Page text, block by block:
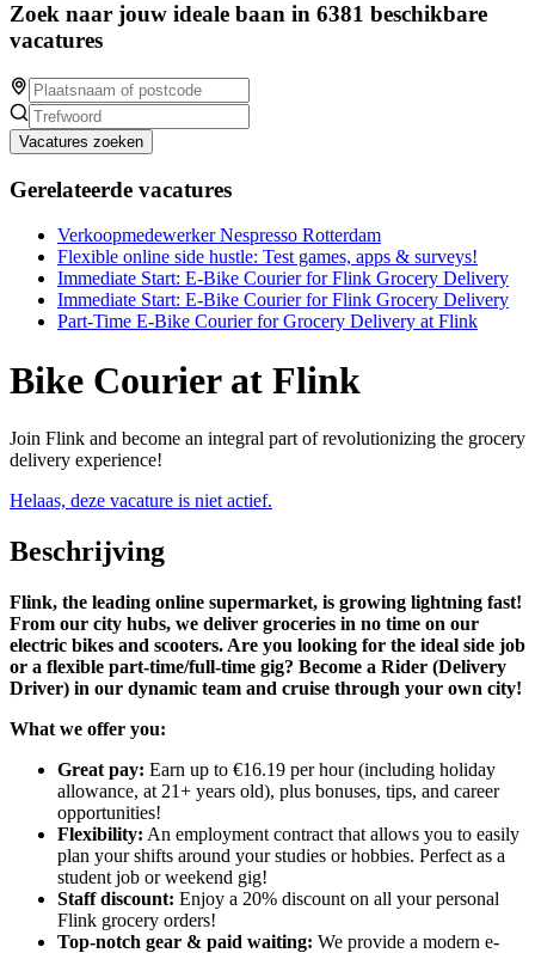
Zoek naar jouw ideale baan in 6381 beschikbare
vacatures
Vacatures zoeken
Gerelateerde vacatures
Verkoopmedewerker Nespresso Rotterdam
Flexible online side hustle: Test games, apps & surveys!
Immediate Start: E-Bike Courier for Flink Grocery Delivery
Immediate Start: E-Bike Courier for Flink Grocery Delivery
Part-Time E-Bike Courier for Grocery Delivery at Flink
Bike Courier at Flink
Join Flink and become an integral part of revolutionizing the grocery
delivery experience!
Helaas, deze vacature is niet actief.
Beschrijving
Flink, the leading online supermarket, is growing lightning fast!
From our city hubs, we deliver groceries in no time on our
electric bikes and scooters. Are you looking for the ideal side job
or a flexible part-time/full-time gig? Become a Rider (Delivery
Driver) in our dynamic team and cruise through your own city!
What we offer you:
Great pay: Earn up to €16.19 per hour (including holiday
allowance, at 21+ years old), plus bonuses, tips, and career
opportunities!
Flexibility: An employment contract that allows you to easily
plan your shifts around your studies or hobbies. Perfect as a
student job or weekend gig!
Staff discount: Enjoy a 20% discount on all your personal
Flink grocery orders!
Top-notch gear & paid waiting: We provide a modern e-